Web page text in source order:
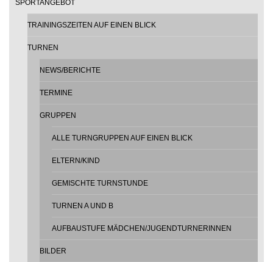
SPORTANGEBOT
TRAININGSZEITEN AUF EINEN BLICK
TURNEN
NEWS/BERICHTE
TERMINE
GRUPPEN
ALLE TURNGRUPPEN AUF EINEN BLICK
ELTERN/KIND
GEMISCHTE TURNSTUNDE
TURNEN A UND B
AUFBAUSTUFE MÄDCHEN/JUGENDTURNERINNEN
BILDER